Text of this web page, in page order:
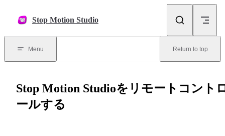
Stop Motion Studio
Menu Return to top
Stop Motion Studioをリモートコント
ールする